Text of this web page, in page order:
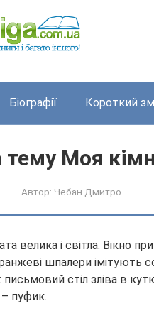
Біографії Короткий
тему Моя
Автор: Чебан Дмитро
велика і світла. Вікно
шпалери імітують
письмовий стіл зліва в
пуфик.